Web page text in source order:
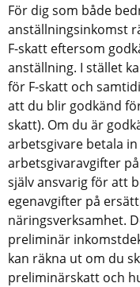
För dig som både
anställningsinkomst
F-skatt eftersom
anställning. I stället
för F-skatt och
att du blir godkänd
skatt). Om du är
arbetsgivare betala
arbetsgivaravgifter
själv ansvarig för att
egenavgifter på
näringsverksamhet.
preliminär
kan räkna ut om du
preliminärskatt och